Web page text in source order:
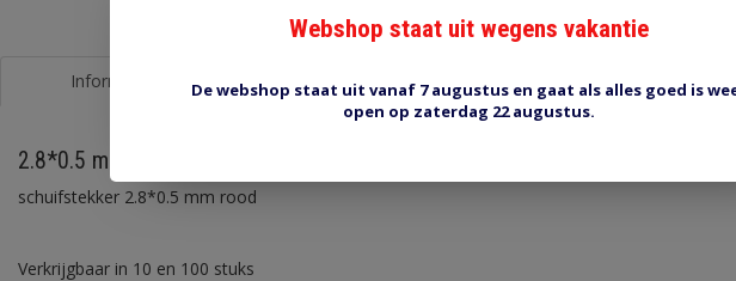
Informatie Reviews (0) Tags (0)
2.8*0.5 mm PRR140
schuifstekker 2.8*0.5 mm rood
Verkrijgbaar in 10 en 100 stuks
Webshop staat uit wegens vakantie
De webshop staat uit vanaf 7 augustus en gaat als alles goed is
open op zaterdag 22 augustus.